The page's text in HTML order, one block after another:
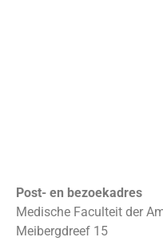
Post- en bezoekadres
Medische Faculteit der
Meibergdreef 15